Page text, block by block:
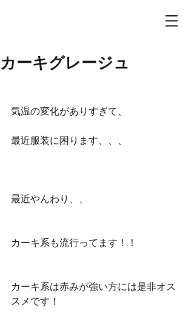
カーキグレージュ
気温の変化がありすぎて、
最近服装に困ります、、、
最近やんわり、、
カーキ系も流行ってます！！
カーキ系は赤みが強い方には是非オス
スメです！